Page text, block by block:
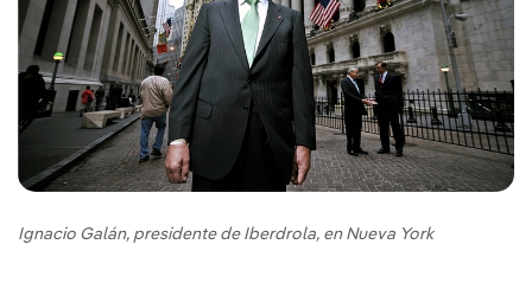
Ignacio Galán, presidente de Iberdrola, en Nueva York